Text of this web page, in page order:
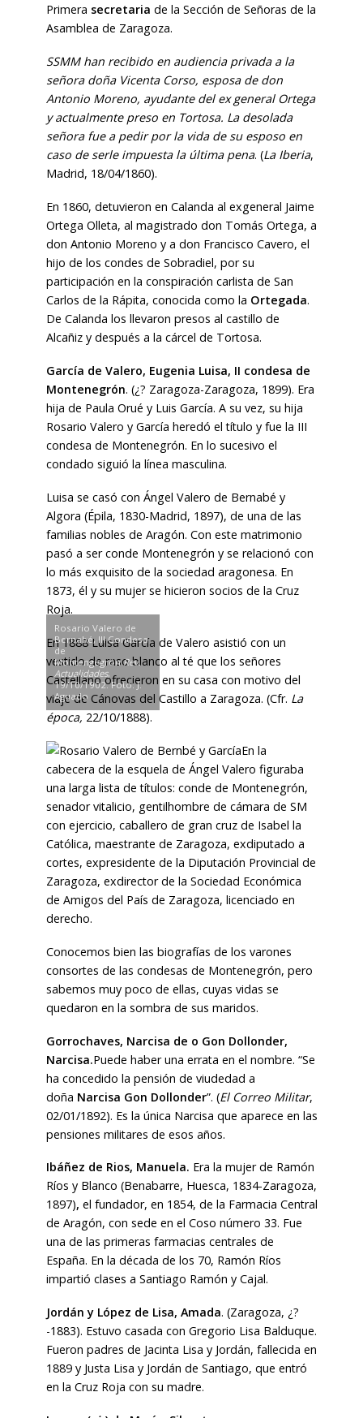
Primera secretaria de la Sección de Señoras de la
Asamblea de Zaragoza.
SSMM han recibido en audiencia privada a la
señora doña Vicenta Corso, esposa de don
Antonio Moreno, ayudante del ex general Ortega
y actualmente preso en Tortosa. La desolada
señora fue a pedir por la vida de su esposo en
caso de serle impuesta la última pena. (La Iberia,
Madrid, 18/04/1860).
En 1860, detuvieron en Calanda al exgeneral Jaime
Ortega Olleta, al magistrado don Tomás Ortega, a
don Antonio Moreno y a don Francisco Cavero, el
hijo de los condes de Sobradiel, por su
participación en la conspiración carlista de San
Carlos de la Rápita, conocida como la Ortegada.
De Calanda los llevaron presos al castillo de
Alcañiz y después a la cárcel de Tortosa.
García de Valero, Eugenia Luisa, II condesa de
Montenegrón. (¿? Zaragoza-Zaragoza, 1899). Era
hija de Paula Orué y Luis García. A su vez, su hija
Rosario Valero y García heredó el título y fue la III
condesa de Montenegrón. En lo sucesivo el
condado siguió la línea masculina.
Luisa se casó con Ángel Valero de Bernabé y
Algora (Épila, 1830-Madrid, 1897), de una de las
familias nobles de Aragón. Con este matrimonio
pasó a ser conde Montenegrón y se relacionó con
lo más exquisito de la sociedad aragonesa. En
1873, él y su mujer se hicieron socios de la Cruz
Roja.
En 1888 Luisa García de Valero asistió con un
vestido de raso blanco al té que los señores
Castellano ofrecieron en su casa con motivo del
viaje de Cánovas del Castillo a Zaragoza. (Cfr. La
época, 22/10/1888).
Rosario Valero de
Bernabé, III Condesa
de
MontengegrónRev.
Actualidades,
19/10/1902. Foto: J.
Aguado
En la
cabecera de la esquela de Ángel Valero figuraba
una larga lista de títulos: conde de Montenegrón,
senador vitalicio, gentilhombre de cámara de SM
con ejercicio, caballero de gran cruz de Isabel la
Católica, maestrante de Zaragoza, exdiputado a
cortes, expresidente de la Diputación Provincial de
Zaragoza, exdirector de la Sociedad Económica
de Amigos del País de Zaragoza, licenciado en
derecho.
Conocemos bien las biografías de los varones
consortes de las condesas de Montenegrón, pero
sabemos muy poco de ellas, cuyas vidas se
quedaron en la sombra de sus maridos.
Gorrochaves, Narcisa de o Gon Dollonder,
Narcisa.Puede haber una errata en el nombre. “Se
ha concedido la pensión de viudedad a
doña Narcisa Gon Dollonder”. (El Correo Militar,
02/01/1892). Es la única Narcisa que aparece en las
pensiones militares de esos años.
Ibáñez de Rios, Manuela. Era la mujer de Ramón
Ríos y Blanco (Benabarre, Huesca, 1834-Zaragoza,
1897), el fundador, en 1854, de la Farmacia Central
de Aragón, con sede en el Coso número 33. Fue
una de las primeras farmacias centrales de
España. En la década de los 70, Ramón Ríos
impartió clases a Santiago Ramón y Cajal.
Jordán y López de Lisa, Amada. (Zaragoza, ¿?
-1883). Estuvo casada con Gregorio Lisa Balduque.
Fueron padres de Jacinta Lisa y Jordán, fallecida en
1889 y Justa Lisa y Jordán de Santiago, que entró
en la Cruz Roja con su madre.